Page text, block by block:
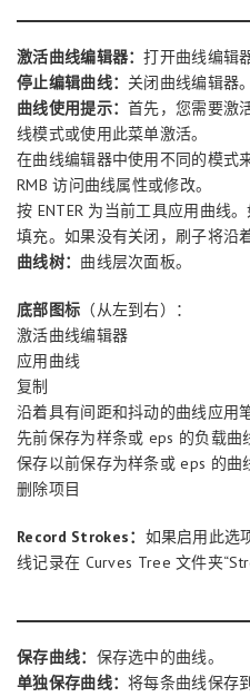
激活曲线编辑器：打开曲线编辑器
停止编辑曲线： 关闭曲线编辑器。
曲线使用提示：首先，您需要激
线模式或使用此菜单激活。
在曲线编辑器中使用不同的模式
RMB 访问曲线属性或修改。
按 ENTER 为当前工具应用曲线
填充。如果没有关闭，刷子将沿
曲线树： 曲线层次面板。
底部图标 （从左到右）：
激活曲线编辑器
应用曲线
复制
沿着具有间距和抖动的曲线应用
先前保存为样条或 eps 的负载曲
保存以前保存为样条或 eps 的曲
删除项目
Record Strokes： 如果启用此选
线记录在 Curves Tree 文件夹
保存曲线： 保存选中的曲线。
单独保存曲线：将每条曲线保存